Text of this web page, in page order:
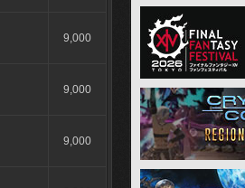
9,000
9,000
9,000